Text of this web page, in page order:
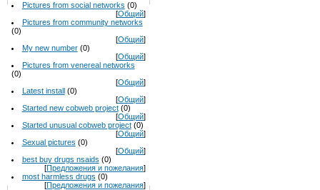
Pictures from social networks (0)
[Общий]
Pictures from community networks
(0)
[Общий]
My new number (0)
[Общий]
Pictures from venereal networks
(0)
[Общий]
Latest install (0)
[Общий]
Started new cobweb project (0)
[Общий]
Started unusual cobweb project (0)
[Общий]
Sexual pictures (0)
[Общий]
best buy drugs nsaids (0)
[Предложения и пожелания]
most harmless drugs (0)
[Предложения и пожелания]